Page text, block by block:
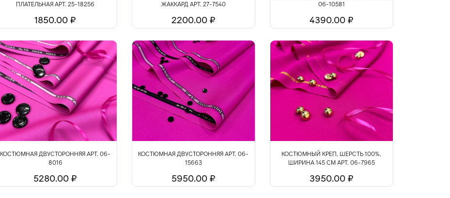
ПЛАТЕЛЬНАЯ АРТ. 25-18256
1850.00 ₽
ЖАККАРД АРТ. 27-7540
2200.00 ₽
06-10581
4390.00 ₽
КОСТЮМНАЯ ДВУСТОРОННЯЯ АРТ. 06-
8016
5280.00 ₽
КОСТЮМНАЯ ДВУСТОРОННЯЯ АРТ. 06-
15663
5950.00 ₽
КОСТЮМНЫЙ КРЕП, ШЕРСТЬ 100%,
ШИРИНА 145 СМ АРТ. 06-7965
3950.00 ₽